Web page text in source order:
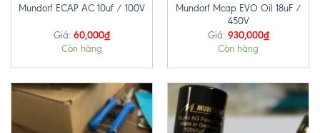
Mundorf ECAP AC 10uf / 100V
Giá: 60,000₫
Còn hàng
Mundorf Mcap EVO Oil 18uF /
450V
Giá: 930,000₫
Còn hàng